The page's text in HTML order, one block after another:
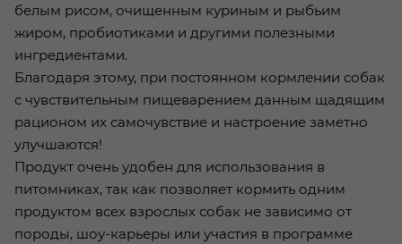
белым рисом, очищенным куриным и рыбьим
жиром, пробиотиками и другими полезными
ингредиентами.
Благодаря этому, при постоянном кормлении собак
с чувствительным пищеварением данным щадящим
рационом их самочувствие и настроение заметно
улучшаются!
Продукт очень удобен для использования в
питомниках, так как позволяет кормить одним
продуктом всех взрослых собак не зависимо от
породы, шоу-карьеры или участия в программе